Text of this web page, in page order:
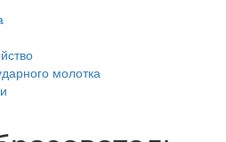
молотка